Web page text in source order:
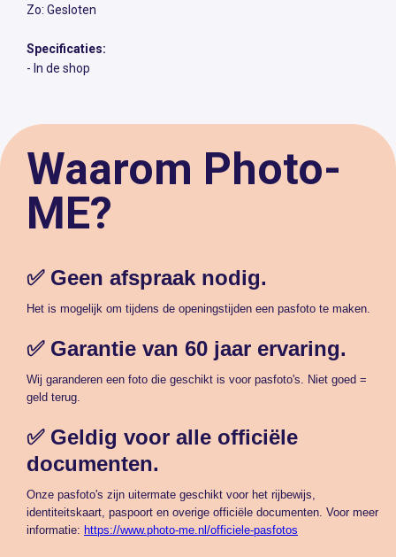
Zo: Gesloten
Specificaties:
- In de shop
Waarom Photo-
ME?
✅ Geen afspraak nodig.
Het is mogelijk om tijdens de openingstijden een pasfoto te maken.
✅ Garantie van 60 jaar ervaring.
Wij garanderen een foto die geschikt is voor pasfoto's. Niet goed =
geld terug.
✅ Geldig voor alle officiële
documenten.
Onze pasfoto's zijn uitermate geschikt voor het rijbewijs,
identiteitskaart, paspoort en overige officiële documenten. Voor meer
informatie: https://www.photo-me.nl/officiele-pasfotos